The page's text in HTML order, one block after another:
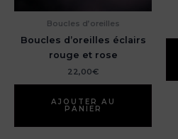
Boucles d’oreilles
Boucles d’oreilles éclairs
rouge et rose
22,00€
AJOUTER AU
PANIER